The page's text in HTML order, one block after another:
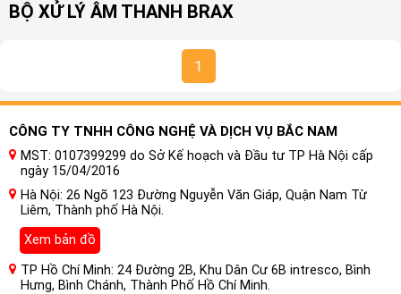
BỘ XỬ LÝ ÂM THANH BRAX
1
CÔNG TY TNHH CÔNG NGHỆ VÀ DỊCH VỤ BẮC NAM
MST: 0107399299 do Sở Kế hoạch và Đầu tư TP Hà Nội cấp
ngày 15/04/2016
Hà Nội: 26 Ngõ 123 Đường Nguyễn Văn Giáp, Quận Nam Từ
Liêm, Thành phố Hà Nội.
Xem bản đồ
TP Hồ Chí Minh: 24 Đường 2B, Khu Dân Cư 6B intresco, Bình
Hưng, Bình Chánh, Thành Phố Hồ Chí Minh.